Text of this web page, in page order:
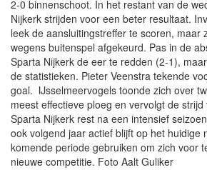
2-0 binnenschoot. In het restant van de
Nijkerk strijden voor een beter resultaat.
leek de aansluitingstreffer te scoren, maar
wegens buitenspel afgekeurd. Pas in de
Sparta Nijkerk de eer te redden (2-1),
de statistieken. Pieter Veenstra tekende
goal. IJsselmeervogels toonde zich over
meest effectieve ploeg en vervolgt de
Sparta Nijkerk rest na een intensief
ook volgend jaar actief blijft op het huidige
komende periode gebruiken om zich voor
nieuwe competitie. Foto Aalt Guliker